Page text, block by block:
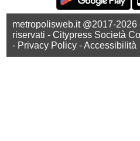
metropolisweb.it @2017-2026
riservati - Citypress Società
- Privacy Policy -Accessibilità